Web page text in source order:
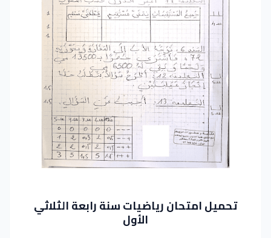
تحميل امتحان رياضيات سنة رابعة الثلاثي
الأول